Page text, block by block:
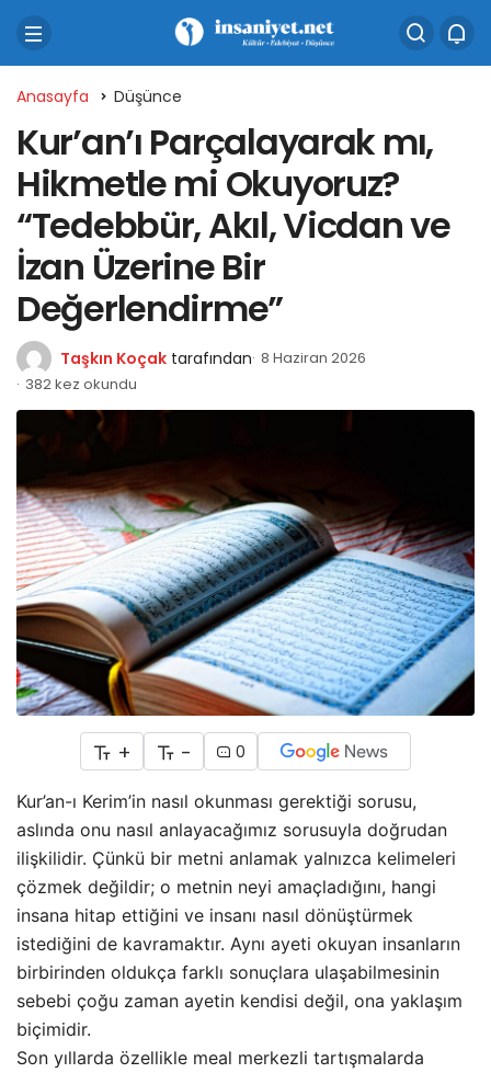
Anasayfa Düşünce
Kur’an’ı Parçalayarak mı,
Hikmetle mi Okuyoruz?
“Tedebbür, Akıl, Vicdan ve
İzan Üzerine Bir
Değerlendirme”
Taşkın Koçak tarafından 8 Haziran 2026
382 kez okundu
+ - 0
Kur’an-ı Kerim’in nasıl okunması gerektiği sorusu,
aslında onu nasıl anlayacağımız sorusuyla doğrudan
ilişkilidir. Çünkü bir metni anlamak yalnızca kelimeleri
çözmek değildir; o metnin neyi amaçladığını, hangi
insana hitap ettiğini ve insanı nasıl dönüştürmek
istediğini de kavramaktır. Aynı ayeti okuyan insanların
birbirinden oldukça farklı sonuçlara ulaşabilmesinin
sebebi çoğu zaman ayetin kendisi değil, ona yaklaşım
biçimidir.
Son yıllarda özellikle meal merkezli tartışmalarda